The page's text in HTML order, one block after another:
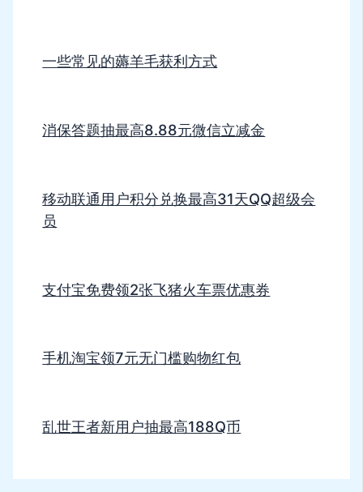
一些常见的薅羊毛获利方式
消保答题抽最高8.88元微信立减金
移动联通用户积分兑换最高31天QQ超级会
员
支付宝免费领2张飞猪火车票优惠券
手机淘宝领7元无门槛购物红包
乱世王者新用户抽最高188Q币